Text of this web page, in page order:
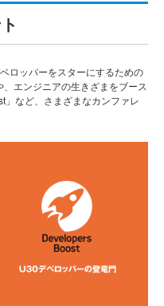
ロッパーをスターにするための
エンジニアの生きざまをブース
」など、さまざまなカンファレ